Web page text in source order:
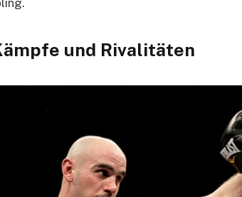
und Rivalitäten